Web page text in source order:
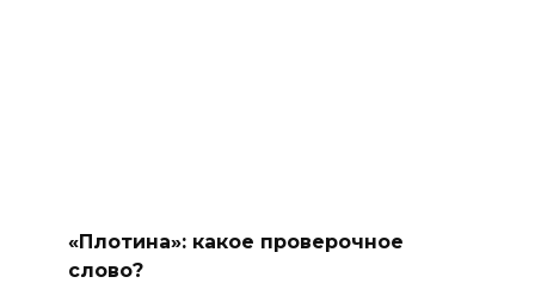
«Плотина»: какое проверочное
слово?